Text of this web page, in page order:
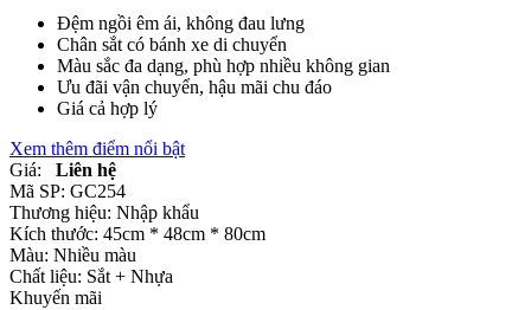
Đệm ngồi êm ái, không đau lưng
Chân sắt có bánh xe di chuyển
Màu sắc đa dạng, phù hợp nhiều không gian
Ưu đãi vận chuyển, hậu mãi chu đáo
Giá cả hợp lý
Xem thêm điểm nổi bật
Giá:
Liên hệ
Mã SP: GC254
Thương hiệu: Nhập khẩu
Kích thước: 45cm * 48cm * 80cm
Màu: Nhiều màu
Chất liệu: Sắt + Nhựa
Khuyến mãi